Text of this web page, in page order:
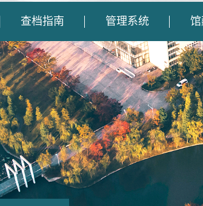
查档指南 管理系统